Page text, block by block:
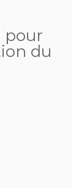
pour
du